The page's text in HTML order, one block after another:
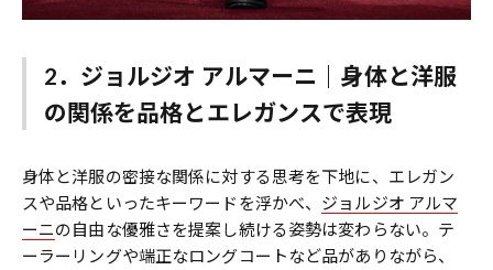
2．ジョルジオ アルマーニ｜身体と洋服
の関係を品格とエレガンスで表現
身体と洋服の密接な関係に対する思考を下地に、エレガン
スや品格といったキーワードを浮かべ、 ジョルジオ アルマ
ーニの自由な優雅さを提案し続ける姿勢は変わらない。テ
ーラーリングや端正なロングコートなど品がありながら、